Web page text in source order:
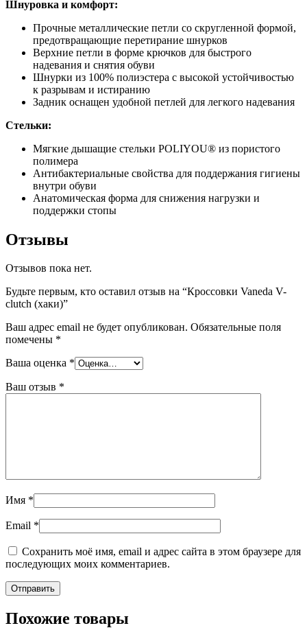
Шнуровка и комфорт:
Прочные металлические петли со скругленной формой,
предотвращающие перетирание шнурков
Верхние петли в форме крючков для быстрого
надевания и снятия обуви
Шнурки из 100% полиэстера с высокой устойчивостью
к разрывам и истиранию
Задник оснащен удобной петлей для легкого надевания
Стельки:
Мягкие дышащие стельки POLIYOU® из пористого
полимера
Антибактериальные свойства для поддержания гигиены
внутри обуви
Анатомическая форма для снижения нагрузки и
поддержки стопы
Отзывы
Отзывов пока нет.
Будьте первым, кто оставил отзыв на “Кроссовки Vaneda V-
clutch (хаки)”
Ваш адрес email не будет опубликован. Обязательные поля
помечены *
Ваша оценка *
Ваш отзыв *
Имя *
Email *
Сохранить моё имя, email и адрес сайта в этом браузере для
последующих моих комментариев.
Похожие товары